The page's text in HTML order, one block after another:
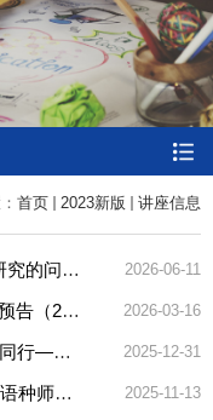
首页 2023新版 讲座信息
2026-06-11
青马问道·第1期｜强化马克思主义理论研究的问题导向——兼谈课题申报和论文开题的问题意识
2026-03-16
马克思主义学院思政课改革创新•公开课预告（2025-2026学年第二学期）
2025-12-31
思政课改革创新系列·第39期｜德法伴你同行—《思想道德与法治》第四届读书沙龙
2025-11-13
穿越历史长河的精神交汇 | “典读世界”多语种师生读书会第一期来啦！